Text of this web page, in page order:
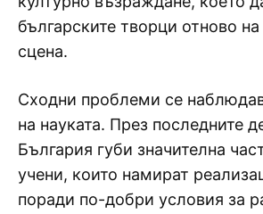
българските творци отново на
сцена.
Сходни проблеми се
на науката. През последните
България губи значителна
учени, които намират
поради по-добри условия за